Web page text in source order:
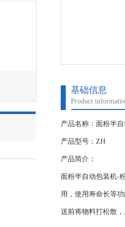
基础信息
Product
产品名称：面粉半
产品型号：ZH
产品简介：
面粉半自动包装机-
用，使用寿命长等
送前将物料打松散